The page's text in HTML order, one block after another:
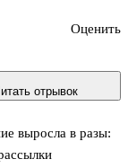
отрывок
выросла в разы:
Оценить